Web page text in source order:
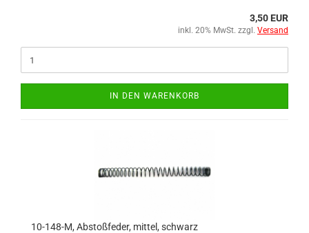
3,50 EUR
inkl. 20% MwSt. zzgl. Versand
IN DEN WARENKORB
10-148-M, Abstoßfeder, mittel, schwarz